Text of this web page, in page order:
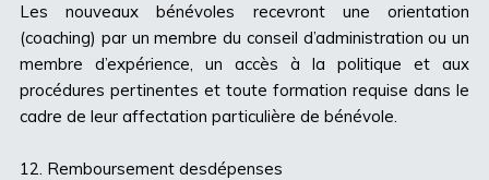
Les nouveaux bénévoles recevront une orientation
(coaching) par un membre du conseil d’administration ou un
membre d’expérience, un accès à la politique et aux
procédures pertinentes et toute formation requise dans le
cadre de leur affectation particulière de bénévole.
12. Remboursement desdépenses